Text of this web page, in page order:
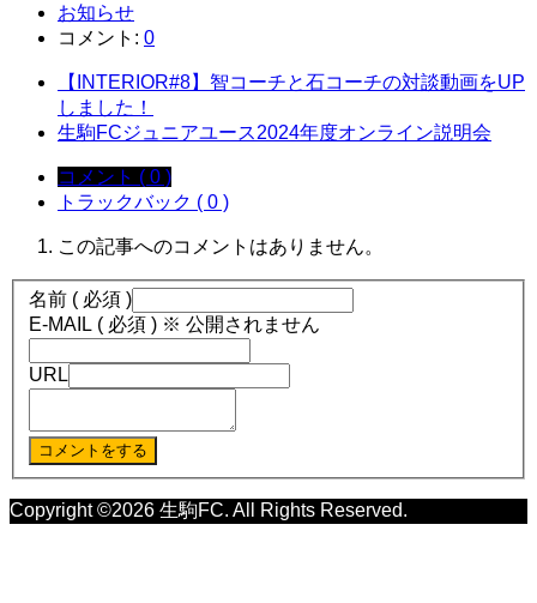
お知らせ
コメント: 0
【INTERIOR#8】智コーチと石コーチの対談動画をUP
しました！
生駒FCジュニアユース2024年度オンライン説明会
コメント ( 0 )
トラックバック ( 0 )
この記事へのコメントはありません。
名前 ( 必須 )
E-MAIL ( 必須 ) ※ 公開されません
URL
Copyright ©2026 生駒FC. All Rights Reserved.